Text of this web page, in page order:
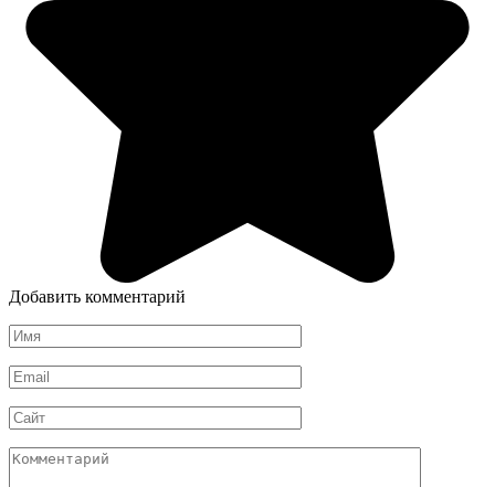
Добавить комментарий
Имя
*
Email
*
Сайт
Комментарий